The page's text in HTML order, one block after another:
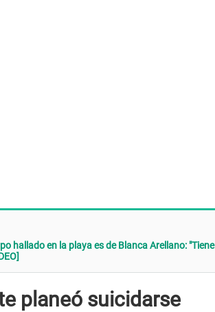
hallado en la playa es de Blanca Arellano: "Tiene
planeó suicidarse